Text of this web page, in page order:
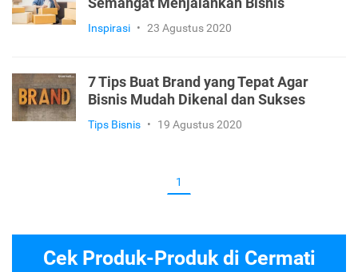
Inspirasi • 23 Agustus 2020
7 Tips Buat Brand yang Tepat Agar
Bisnis Mudah Dikenal dan Sukses
Tips Bisnis • 19 Agustus 2020
1
Cek Produk-Produk di Cermati